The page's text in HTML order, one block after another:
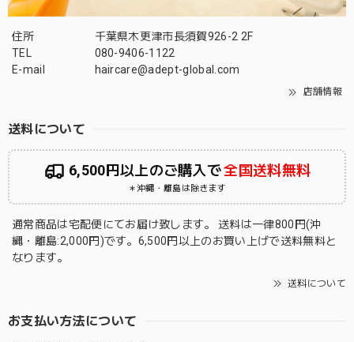
住所
千葉県木更津市長須賀926-2 2F
TEL
080-9406-1122
E-mail
haircare@adept-global.com
店舗情報
送料について
6,500円以上のご購入で全国送料無料
＊沖縄・離島は除きます
通常商品は宅配便にてお届け致します。 送料は一律800円(沖
縄・離島:2,000円)です。6,500円以上のお買い上げで送料無料と
なります。
送料について
お支払い方法について